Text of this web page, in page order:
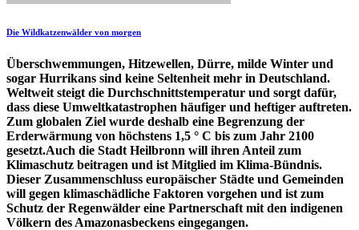
Die Wildkatzenwälder von morgen
Überschwemmungen, Hitzewellen, Dürre, milde Winter und
sogar Hurrikans sind keine Seltenheit mehr in Deutschland.
Weltweit steigt die Durchschnittstemperatur und sorgt dafür,
dass diese Umweltkatastrophen häufiger und heftiger auftreten.
Zum globalen Ziel wurde deshalb eine Begrenzung der
Erderwärmung von höchstens 1,5 ° C bis zum Jahr 2100
gesetzt.Auch die Stadt Heilbronn will ihren Anteil zum
Klimaschutz beitragen und ist Mitglied im Klima-Bündnis.
Dieser Zusammenschluss europäischer Städte und Gemeinden
will gegen klimaschädliche Faktoren vorgehen und ist zum
Schutz der Regenwälder eine Partnerschaft mit den indigenen
Völkern des Amazonasbeckens eingegangen.